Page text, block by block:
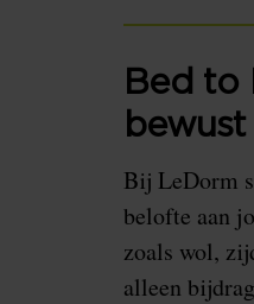
Bed to
Bij LeDorm
belofte aan
zoals wol,
alleen